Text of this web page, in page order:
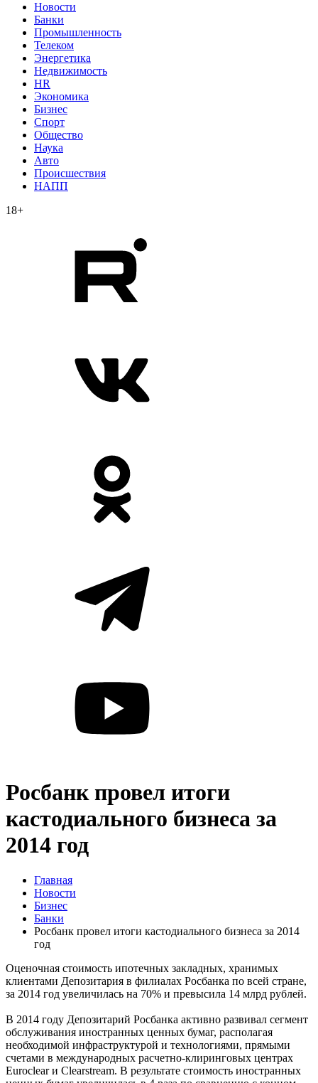
Новости
Банки
Промышленность
Телеком
Энергетика
Недвижимость
HR
Экономика
Бизнес
Спорт
Общество
Наука
Авто
Происшествия
НАПП
18+
Росбанк провел итоги
кастодиального бизнеса за
2014 год
Главная
Новости
Бизнес
Банки
Росбанк провел итоги кастодиального бизнеса за 2014
год
Оценочная стоимость ипотечных закладных, хранимых
клиентами Депозитария в филиалах Росбанка по всей стране,
за 2014 год увеличилась на 70% и превысила 14 млрд рублей.
В 2014 году Депозитарий Росбанка активно развивал сегмент
обслуживания иностранных ценных бумаг, располагая
необходимой инфраструктурой и технологиями, прямыми
счетами в международных расчетно-клиринговых центрах
Euroclear и Clearstream. В результате стоимость иностранных